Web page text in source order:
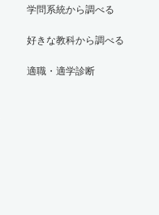
学問系統から調べる
好きな教科から調べる
適職・適学診断